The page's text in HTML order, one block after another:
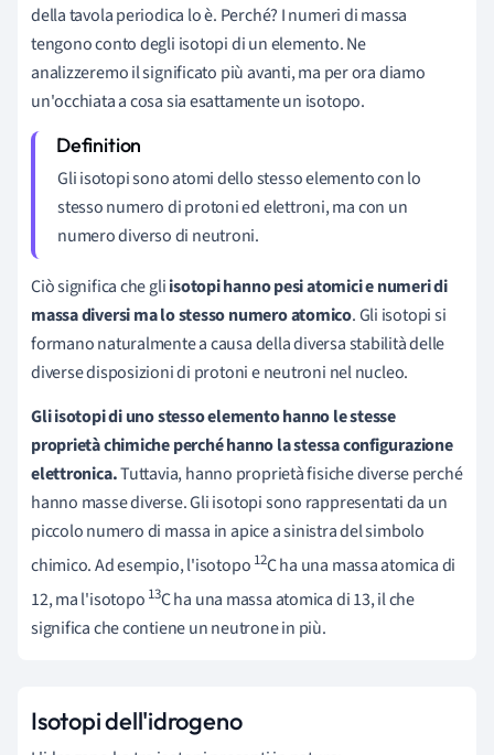
della tavola periodica lo è. Perché? I numeri di massa
tengono conto degli isotopi di un elemento. Ne
analizzeremo il significato più avanti, ma per ora diamo
un'occhiata a cosa sia esattamente un isotopo.
Gli isotopi sono atomi dello stesso elemento con lo
stesso numero di protoni ed elettroni, ma con un
numero diverso di neutroni.
Ciò significa che gliisotopi hanno pesi atomici e numeri di
massa diversi ma lo stesso numero atomico. Gli isotopi si
formano naturalmente a causa della diversa stabilità delle
diverse disposizioni di protoni e neutroni nel nucleo.
Gli isotopi di uno stesso elemento hanno le stesse
proprietà chimiche perché hanno la stessa configurazione
elettronica.Tuttavia, hanno proprietà fisiche diverse perché
hanno masse diverse. Gli isotopi sono rappresentati da un
piccolo numero di massa in apice a sinistra del simbolo
chimico. Ad esempio, l'isotopo 12C ha una massa atomica di
12, ma l'isotopo 13C ha una massa atomica di 13, il che
significa che contiene un neutrone in più.
Isotopi dell'idrogeno